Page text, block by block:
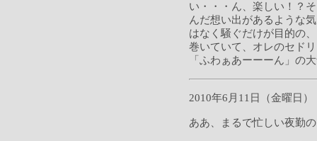
い・・・ん、楽しい！？
んだ想い出があるような
はなく騒ぐだけが目的の
巻いていて、オレのセド
「ふわぁあーーーん」の
2010年6月11日（金曜日）
ああ、まるで忙しい夜勤